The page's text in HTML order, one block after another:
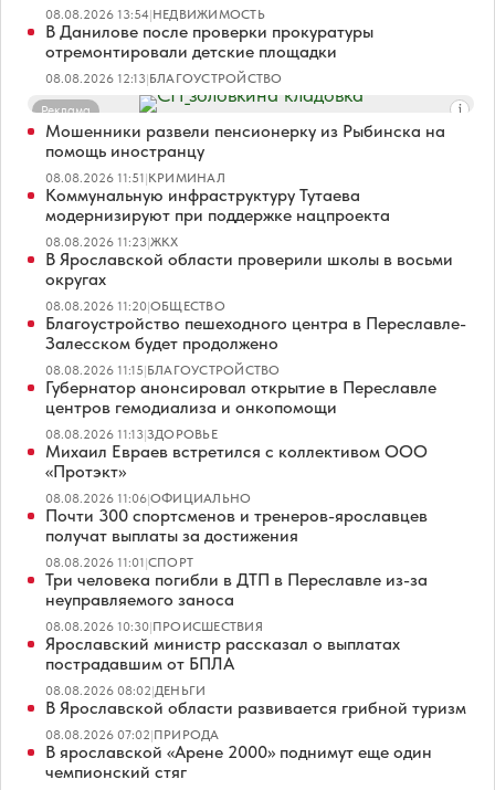
08.08.2026 13:54|НЕДВИЖИМОСТЬ
В Данилове после проверки прокуратуры
отремонтировали детские площадки
08.08.2026 12:13|БЛАГОУСТРОЙСТВО
Реклама
Мошенники развели пенсионерку из Рыбинска на
помощь иностранцу
08.08.2026 11:51|КРИМИНАЛ
Коммунальную инфраструктуру Тутаева
модернизируют при поддержке нацпроекта
08.08.2026 11:23|ЖКХ
В Ярославской области проверили школы в восьми
округах
08.08.2026 11:20|ОБЩЕСТВО
Благоустройство пешеходного центра в Переславле-
Залесском будет продолжено
08.08.2026 11:15|БЛАГОУСТРОЙСТВО
Губернатор анонсировал открытие в Переславле
центров гемодиализа и онкопомощи
08.08.2026 11:13|ЗДОРОВЬЕ
Михаил Евраев встретился с коллективом ООО
«Протэкт»
08.08.2026 11:06|ОФИЦИАЛЬНО
Почти 300 спортсменов и тренеров-ярославцев
получат выплаты за достижения
08.08.2026 11:01|СПОРТ
Три человека погибли в ДТП в Переславле из-за
неуправляемого заноса
08.08.2026 10:30|ПРОИСШЕСТВИЯ
Ярославский министр рассказал о выплатах
пострадавшим от БПЛА
08.08.2026 08:02|ДЕНЬГИ
В Ярославской области развивается грибной туризм
08.08.2026 07:02|ПРИРОДА
В ярославской «Арене 2000» поднимут еще один
чемпионский стяг